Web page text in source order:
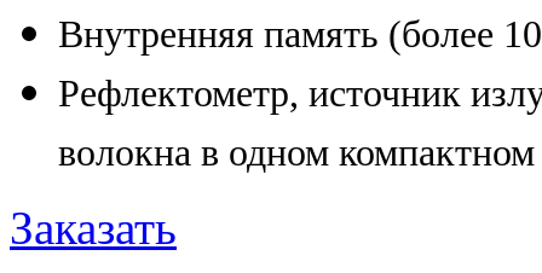
Внутренняя память (более
Рефлектометр, источник
волокна в одном
Заказать